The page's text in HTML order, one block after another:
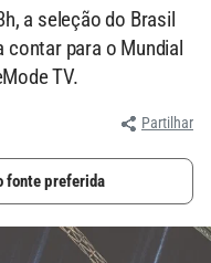
a seleção do Brasil
contar para o Mundial
TV.
Partilhar
fonte preferida